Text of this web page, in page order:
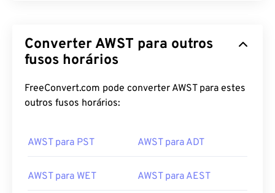
Converter AWST para outros
fusos horários
FreeConvert.com pode converter AWST para estes
outros fusos horários:
AWST para PST AWST para ADT
AWST para WET AWST para AEST